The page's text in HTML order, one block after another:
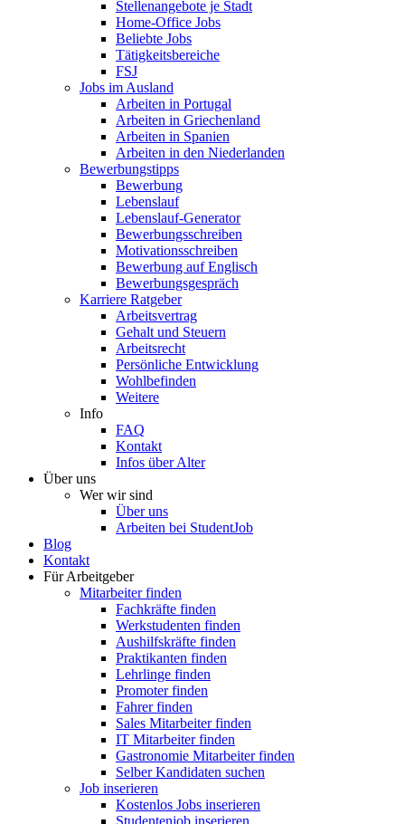
Stellenangebote je Stadt
Home-Office Jobs
Beliebte Jobs
Tätigkeitsbereiche
FSJ
Jobs im Ausland
Arbeiten in Portugal
Arbeiten in Griechenland
Arbeiten in Spanien
Arbeiten in den Niederlanden
Bewerbungstipps
Bewerbung
Lebenslauf
Lebenslauf-Generator
Bewerbungsschreiben
Motivationsschreiben
Bewerbung auf Englisch
Bewerbungsgespräch
Karriere Ratgeber
Arbeitsvertrag
Gehalt und Steuern
Arbeitsrecht
Persönliche Entwicklung
Wohlbefinden
Weitere
Info
FAQ
Kontakt
Infos über Alter
Über uns
Wer wir sind
Über uns
Arbeiten bei StudentJob
Blog
Kontakt
Für Arbeitgeber
Mitarbeiter finden
Fachkräfte finden
Werkstudenten finden
Aushilfskräfte finden
Praktikanten finden
Lehrlinge finden
Promoter finden
Fahrer finden
Sales Mitarbeiter finden
IT Mitarbeiter finden
Gastronomie Mitarbeiter finden
Selber Kandidaten suchen
Job inserieren
Kostenlos Jobs inserieren
Studentenjob inserieren